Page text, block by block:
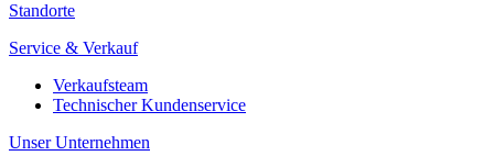
Standorte
Service & Verkauf
Verkaufsteam
Technischer Kundenservice
Unser Unternehmen